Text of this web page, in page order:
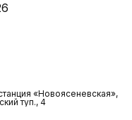
«Новоясеневская»,
туп., 4